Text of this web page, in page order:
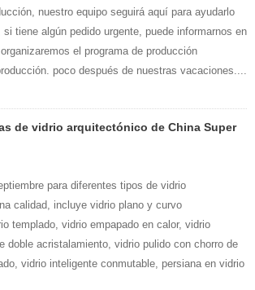
nuestro equipo seguirá aquí para ayudarlo
tiene algún pedido urgente, puede informarnos en
el programa de producción
poco después de nuestras vacaciones....
de vidrio arquitectónico de China Super
para diferentes tipos de vidrio
calidad, incluye vidrio plano y curvo
templado, vidrio empapado en calor, vidrio
doble acristalamiento, vidrio pulido con chorro de
vidrio inteligente conmutable, persiana en vidrio